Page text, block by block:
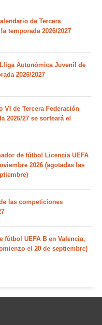
de Tercera
temporada 2026/2027
Autonòmica Juvenil de
2026/2027
VI de Tercera Federación
2026/27 se sorteará el
de fútbol Licencia UEFA
2026 (agotadas las
las competiciones
fútbol UEFA B en Valencia,
el 20 de septiembre)